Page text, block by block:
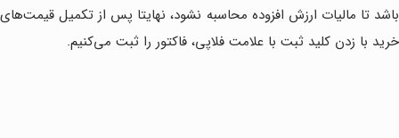
باشد تا مالیات ارزش افزوده محاسبه نشود، نهایتا پس از تکمیل قیمت‌های
خرید با زدن کلید ثبت با علامت فلاپی، فاکتور را ثبت می‌کنیم.